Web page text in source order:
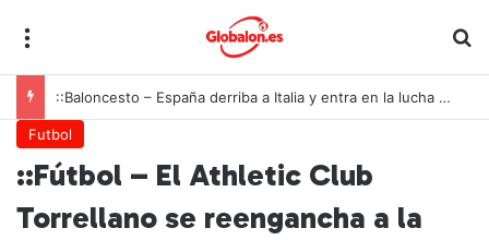
::Remo – Torrevieja se convierte en el gran escaparate nacional del beach sprint
Futbol
::Fútbol – El Athletic Club
Torrellano se reengancha a la